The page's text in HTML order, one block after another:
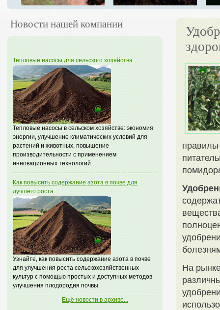
Новости нашей компании
Тепловые насосы для сельского хозяйства
Тепловые насосы в сельском хозяйстве: экономия
энергии, улучшение климатических условий для
растений и животных, повышение
производительности с применением
инновационных технологий.
Как повысить содержание азота в почве для
лучшего роста
Узнайте, как повысить содержание азота в почве
для улучшения роста сельскохозяйственных
культур с помощью простых и доступных методов
улучшения плодородия почвы.
Ещё новости в архиве...
На